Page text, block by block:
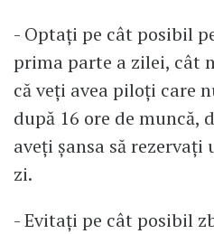
- Optați pe cât posibil
prima parte a zilei, cât
că veți avea piloți care
după 16 ore de muncă,
aveți șansa să
zi.
- Evitați pe cât posibil